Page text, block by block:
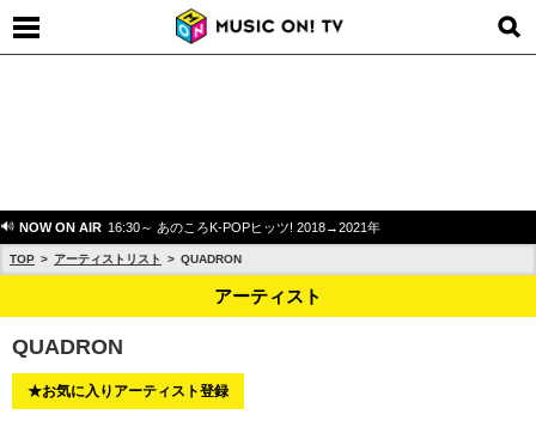
NOW ON AIR 16:30～ あのころK-POPヒッツ! 2018→2021年
TOP アーティストリスト QUADRON
アーティスト
QUADRON
★お気に入りアーティスト登録